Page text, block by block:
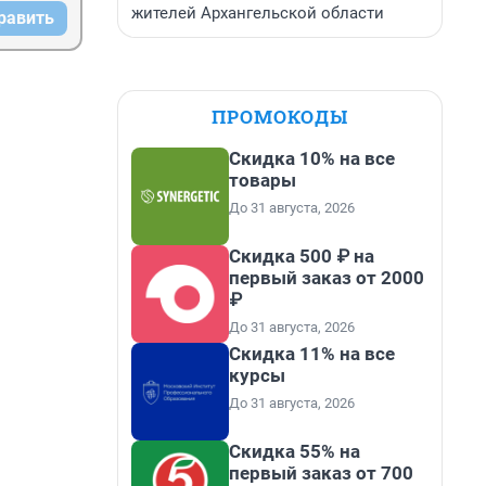
жителей Архангельской области
ПРОМОКОДЫ
Скидка 10% на все
товары
До 31 августа, 2026
Скидка 500 ₽ на
первый заказ от 2000
₽
До 31 августа, 2026
Скидка 11% на все
курсы
До 31 августа, 2026
Скидка 55% на
первый заказ от 700